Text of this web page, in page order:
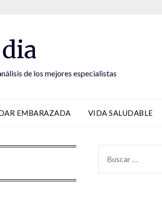
de los mejores especialistas
EMBARAZADA VIDA SALUDABLE